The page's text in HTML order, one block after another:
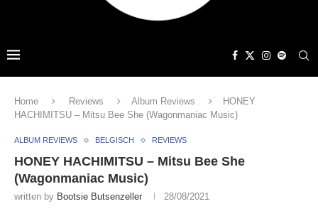
Home Reviews Album Reviews
HONEY
HACHIMITSU – Mitsu Bee She (Wagonmaniac Music)
ALBUM REVIEWS BELGISCH REVIEWS
HONEY HACHIMITSU – Mitsu Bee She
(Wagonmaniac Music)
written by Bootsie Butsenzeller 28/08/2021